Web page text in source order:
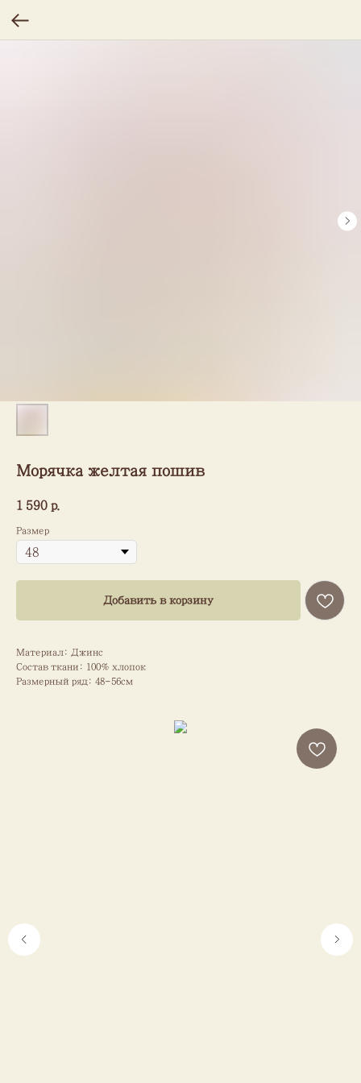
Морячка желтая пошив
1 590 р.
Размер
Добавить в корзину
Материал: Джинс
Состав ткани: 100% хлопок
Размерный ряд: 48-56см